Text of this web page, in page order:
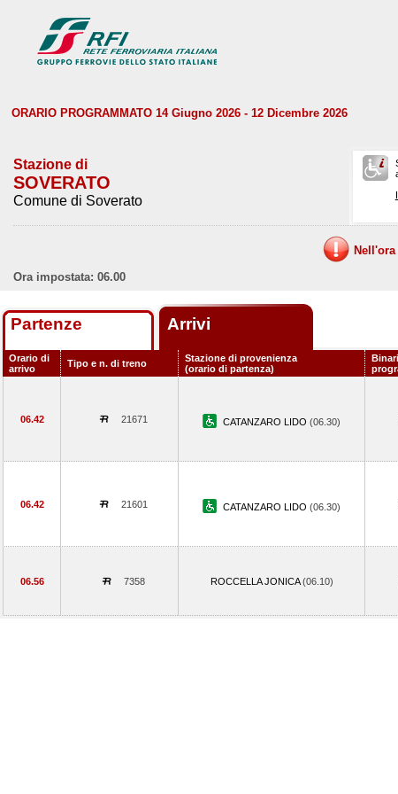
ORARIO PROGRAMMATO 14 Giugno 2026 - 12 Dicembre 2026
Stazione di
SOVERATO
Comune di Soverato
Ora impostata: 06.00
Partenze Arrivi
Orario di
arrivo
Tipo e n. di treno
Stazione di provenienza
(orario di partenza)
06.42 21671 CATANZARO LIDO (06.30)
06.42 21601 CATANZARO LIDO (06.30)
06.56 7358 ROCCELLA JONICA(06.10)